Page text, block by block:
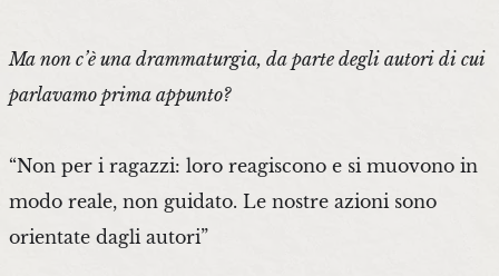
Ma non c’è una drammaturgia, da parte degli autori di cui
parlavamo prima appunto?
“Non per i ragazzi: loro reagiscono e si muovono in
modo reale, non guidato. Le nostre azioni sono
orientate dagli autori”